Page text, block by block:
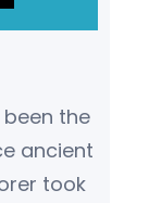
the
ancient
took